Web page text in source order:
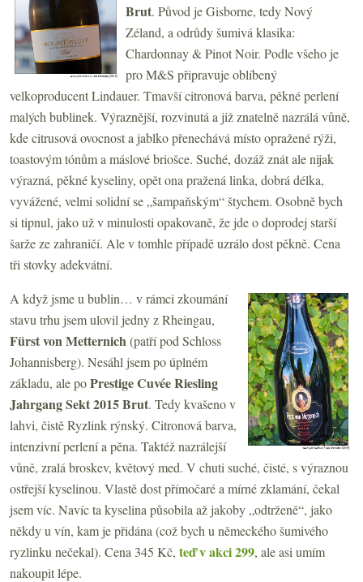
Brut. Původ je Gisborne, tedy Nový
Zéland, a odrůdy šumivá klasika:
Chardonnay & Pinot Noir. Podle všeho je
pro M&S připravuje oblíbený
velkoproducent Lindauer. Tmavší citronová barva, pěkné perlení
malých bublinek. Výraznější, rozvinutá a již znatelně nazrálá vůně,
kde citrusová ovocnost a jablko přenechává místo opražené rýži,
toastovým tónům a máslové briošce. Suché, dozáž znát ale nijak
výrazná, pěkné kyseliny, opět ona pražená linka, dobrá délka,
vyvážené, velmi solidní se „šampaňským“ štychem. Osobně bych
si tipnul, jako už v minulosti opakovaně, že jde o doprodej starší
šarže ze zahraničí. Ale v tomhle případě uzrálo dost pěkně. Cena
tři stovky adekvátní.
A když jsme u bublin… v rámci zkoumání
stavu trhu jsem ulovil jedny z Rheingau,
Fürst von Metternich(patří pod Schloss
Johannisberg). Nesáhl jsem po úplném
základu, ale poPrestige Cuvée Riesling
Jahrgang Sekt 2015 Brut. Tedy kvašeno v
lahvi, čistě Ryzlink rýnský. Citronová barva,
intenzivní perlení a pěna. Taktéž nazrálejší
vůně, zralá broskev, květový med. V chuti suché, čisté, s výraznou
ostřejší kyselinou. Vlastě dost přímočaré a mírné zklamání, čekal
jsem víc. Navíc ta kyselina působila až jakoby „odtrženě“, jako
někdy u vín, kam je přidána (což bych u německého šumivého
ryzlinku nečekal). Cena 345 Kč, teď v akci 299, ale asi umím
nakoupit lépe.